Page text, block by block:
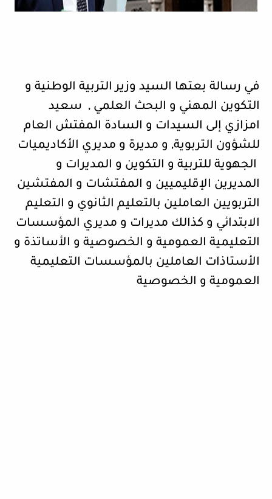
في رسالة بعتها السيد وزير التربية الوطنية و
التكوين المهني و البحث العلمي , سعيد
امزازي إلى السيدات و السادة المفتش العام
للشؤون التربوية, و مديرة و مديري الأكاديميات
الجهوية للتربية و التكوين و المديرات و
المديرين الإقليميين و المفتشات و المفتشين
التربويين العاملين بالتعليم الثانوي و التعليم
الابتدائي و كذالك مديرات و مديري المؤسسات
التعليمية العمومية و الخصوصية و الأساتذة و
الأستاذات العاملين بالمؤسسات التعليمية
العمومية و الخصوصية